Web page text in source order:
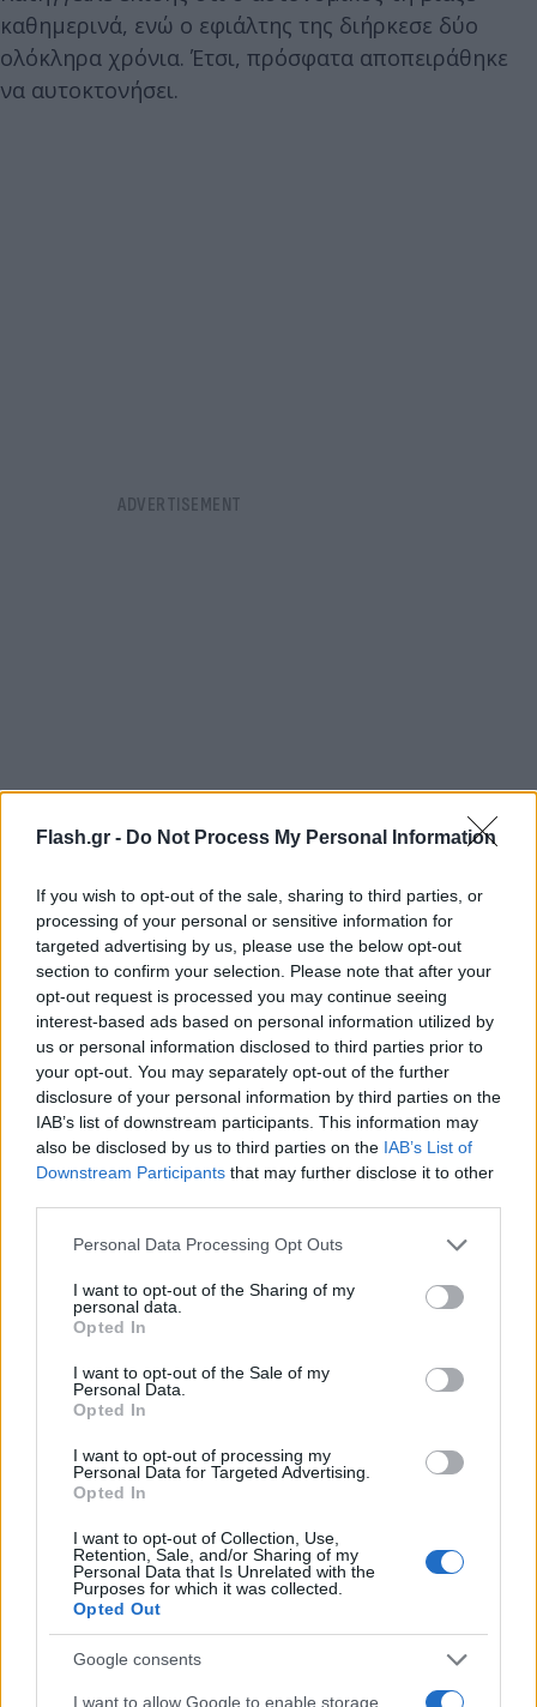
Flash.gr - Do Not Process My Personal Information
If you wish to opt-out of the sale, sharing to third parties, or
processing of your personal or sensitive information for
targeted advertising by us, please use the below opt-out
section to confirm your selection. Please note that after your
opt-out request is processed you may continue seeing
interest-based ads based on personal information utilized by
us or personal information disclosed to third parties prior to
your opt-out. You may separately opt-out of the further
disclosure of your personal information by third parties on the
IAB’s list of downstream participants. This information may
also be disclosed by us to third parties on the IAB’s List of
Downstream Participants that may further disclose it to other
Please note that this website/app uses one or more Google
not limited to your visit or usage behaviour. You may click to
grant or deny consent to Google and its third-party tags to
use your data for below specified purposes in below Google
consent section.
Personal Data Processing Opt Outs
I want to opt-out of the Sharing of my
personal data.
Opted In
I want to opt-out of the Sale of my
Personal Data.
Opted In
I want to opt-out of processing my
Personal Data for Targeted Advertising.
Opted In
I want to opt-out of Collection, Use,
Retention, Sale, and/or Sharing of my
Personal Data that Is Unrelated with the
Purposes for which it was collected.
Opted Out
Google consents
I want to allow Google to enable storage
καθημερινά, ενώ ο εφιάλτης της διήρκεσε δύο
ολόκληρα χρόνια. Έτσι, πρόσφατα αποπειράθηκε
να αυτοκτονήσει.
Η γυναίκα εξομολογήθηκε τον εφιάλτη σε μια φίλη
της, η οποία την πήγε στους άνδρες του
Εσωτερικών Υποθέσεων, ενώ κατήγγειλε ότι ο
αστυνομικός την πήγαινε στα ραντεβού με τους
πελάτες στο κέντρο της Αθήνας και την περίμενε να
τελειώσει, ενώ αρκετές φορές περνούσε από το
σημείο με το υπηρεσιακό όχημα για να βεβαιωθεί
ότι εργάζεται.
Η κοπέλα από το Καμερούν αποκάλυψε ότι ο
αστυνομικός τής έταζε προστασία -με το αζημίωτο
φυσικά-, ενώ ήθελε να την αναγκάσει να
συνευρεθεί ερωτικά με το «αφεντικό» του, που
είναι επίσης αστυνομικός. «Να κάνω έρωτα μαζί
του για να με προσέχει, γιατί είναι ένας πολύ
δυνατός…» ανέφερε η 34χρονη.
Αρνείται τα πάντα
Ο εισαγγελέας άσκησε στον αστυνομικό
κακουργηματικές διώξεις και αναμένεται να
οδηγηθεί στον ανακριτή την Τετάρτη, 4/10. Να
σημειωθεί ότι ο κατηγορούμενος αρνείται όλες τις
κατηγορίες.